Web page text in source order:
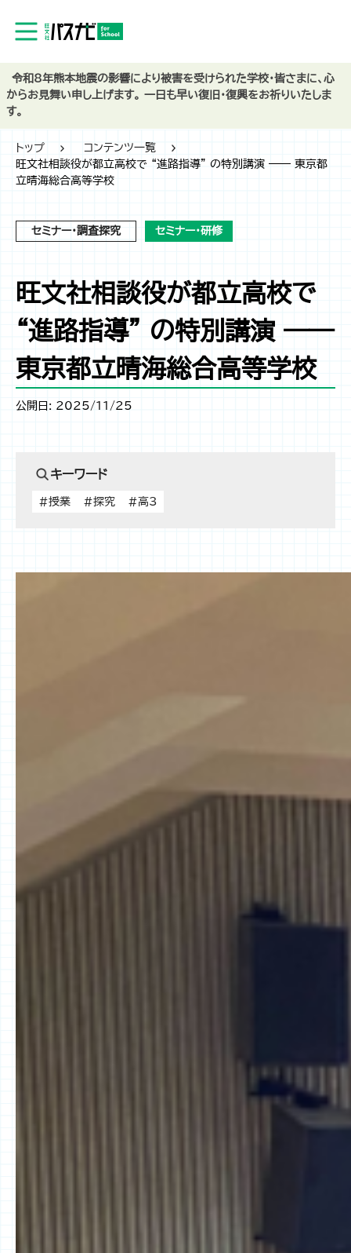
トップ
コンテンツ一覧
旺文社相談役が都立高校で “進路指導” の特別講演 ―― 東京都
立晴海総合高等学校
セミナー・調査探究 セミナー・研修
旺文社相談役が都立高校で
“進路指導” の特別講演 ――
東京都立晴海総合高等学校
公開日: 2025/11/25
キーワード
#授業 #探究 #高3
令和8年熊本地震の影響により被害を受けられた学校・皆さまに、心
からお見舞い申し上げます。 一日も早い復旧・復興をお祈りいたしま
す。